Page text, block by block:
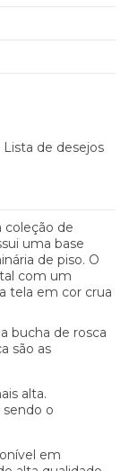
Lista de desejos
coleção de
uma base
de piso. O
com um
tela em cor crua
bucha de rosca
são as
alta.
o
em